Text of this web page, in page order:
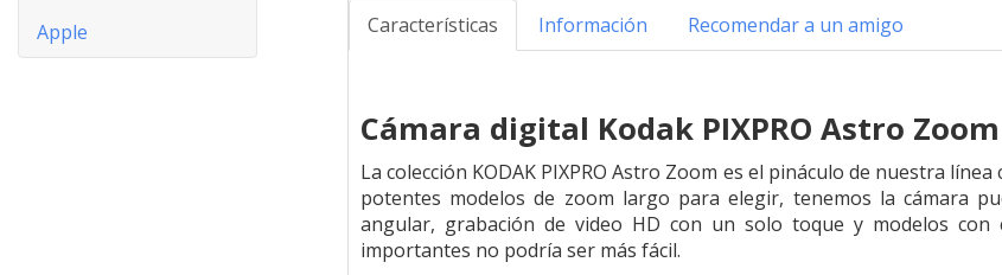
Apple
Características Información Recomendar a un amigo
Cámara digital Kodak PIXPRO Astro
La colección KODAK PIXPRO Astro Zoom es el pináculo de nuestra
potentes modelos de zoom largo para elegir, tenemos la cámara
angular, grabación de video HD con un solo toque y modelos con
importantes no podría ser más fácil.